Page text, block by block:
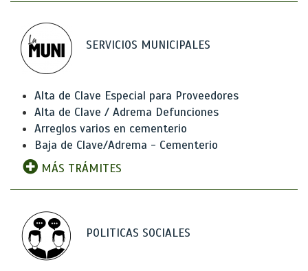
SERVICIOS MUNICIPALES
Alta de Clave Especial para Proveedores
Alta de Clave / Adrema Defunciones
Arreglos varios en cementerio
Baja de Clave/Adrema - Cementerio
MÁS TRÁMITES
POLITICAS SOCIALES